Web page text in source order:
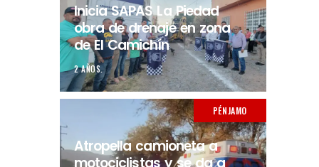
Inicia SAPAS La Piedad
obra de drenaje en zona
de El Camichín
2 AÑOS.
PÉNJAMO
Atropella camioneta a
motociclistas y se da a